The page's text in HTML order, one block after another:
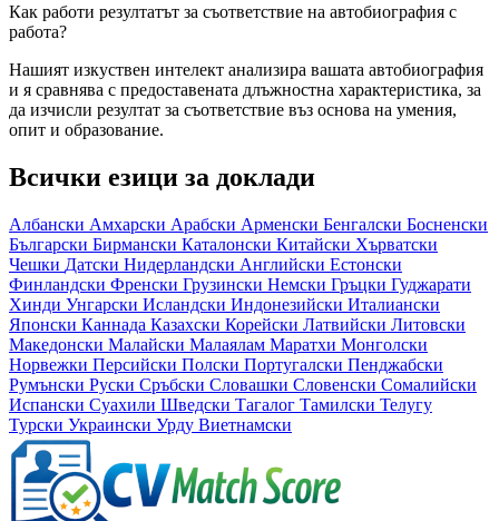
Как работи резултатът за съответствие на автобиография с
работа?
Нашият изкуствен интелект анализира вашата автобиография
и я сравнява с предоставената длъжностна характеристика, за
да изчисли резултат за съответствие въз основа на умения,
опит и образование.
Всички езици за доклади
Албански Амхарски Арабски Арменски Бенгалски Босненски
Български Бирмански Каталонски Китайски Хърватски
Чешки Датски Нидерландски Английски Естонски
Финландски Френски Грузински Немски Гръцки Гуджарати
Хинди Унгарски Исландски Индонезийски Италиански
Японски Каннада Казахски Корейски Латвийски Литовски
Македонски Малайски Малаялам Маратхи Монголски
Норвежки Персийски Полски Португалски Пенджабски
Румънски Руски Сръбски Словашки Словенски Сомалийски
Испански Суахили Шведски Тагалог Тамилски Телугу
Турски Украински Урду Виетнамски